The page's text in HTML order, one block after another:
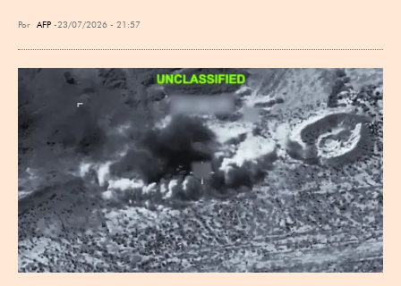
Por AFP 23/07/2026 - 21:57